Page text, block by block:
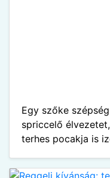
Egy szőke
spriccelő
terhes pocakja is